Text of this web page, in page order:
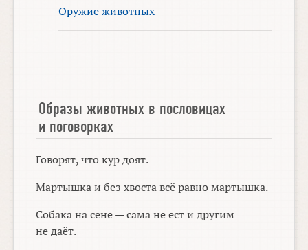
Оружие животных
Образы животных в пословицах
и поговорках
Говорят, что кур доят.
Мартышка и без хвоста всё равно мартышка.
Собака на сене — сама не ест и другим
не даёт.